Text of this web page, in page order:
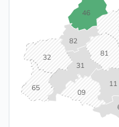
09
11
31
32
46
65
81
82